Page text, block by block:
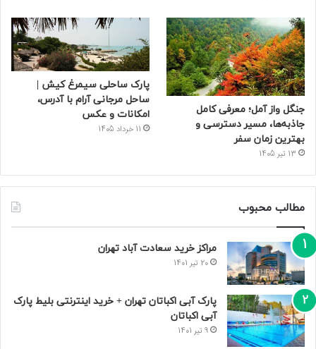
جنگل واز آمل؛ معرفی کامل
جاذبه‌ها، مسیر دسترسی و
بهترین زمان سفر
13 تیر 1405
پارک ساحلی سیمرغ کیش |
ساحل مرجانی آرام با آدرس،
امکانات و عکس
11 خرداد 1405
مطالب محبوب
مراکز خرید سعادت‌ آباد تهران
20 تیر 1401
پارک آبی اکباتان تهران + خرید اینترنتی بلیط پارک
آبی اکباتان
9 تیر 1401